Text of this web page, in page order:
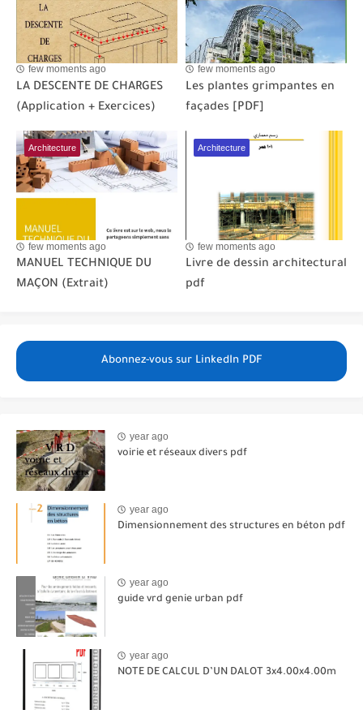
few moments ago
LA DESCENTE DE CHARGES
(Application + Exercices)
few moments ago
Les plantes grimpantes en
façades [PDF]
Architecture
few moments ago
MANUEL TECHNIQUE DU
MAÇON (Extrait)
Architecture
few moments ago
Livre de dessin architectural
pdf
Abonnez-vous sur LinkedIn PDF
year ago
voirie et réseaux divers pdf
year ago
Dimensionnement des structures en béton pdf
year ago
guide vrd genie urban pdf
year ago
NOTE DE CALCUL D’UN DALOT 3x4.00x4.00m